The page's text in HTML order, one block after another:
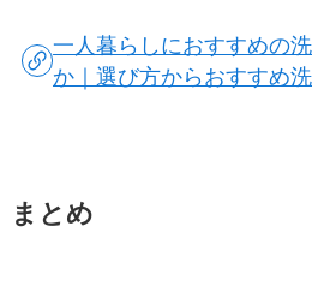
一人暮らしにおすすめの
か｜選び方からおすすめ
まとめ